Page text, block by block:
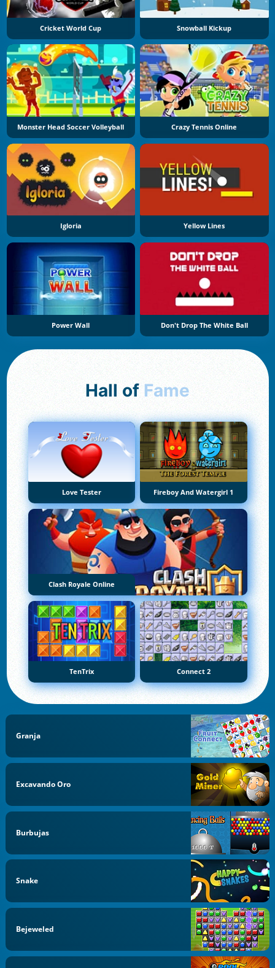
Cricket World Cup Snowball Kickup
Monster Head Soccer Volleyball Crazy Tennis Online
Igloria Yellow Lines
Power Wall Don't Drop The White Ball
Hall of Fame
Love Tester Fireboy And Watergirl 1
Clash Royale Online
TenTrix Connect 2
Granja
Excavando Oro
Burbujas
Snake
Bejeweled